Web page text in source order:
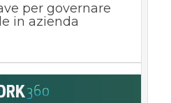
per governare
in azienda